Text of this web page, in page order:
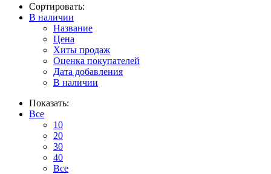
Сортировать:
В наличии
Название
Цена
Хиты продаж
Оценка покупателей
Дата добавления
В наличии
Показать:
Все
10
20
30
40
Все